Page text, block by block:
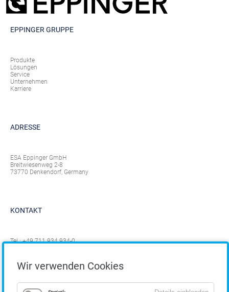
EPPINGER GRUPPE
Produkte
Lösungen
Service
Unternehmen
Karriere
ADRESSE
ESA Eppinger GmbH
Breitwiesenweg 2-8
73770 Denkendorf, Germany
KONTAKT
Tel.:+49 711 934 934-0
Wir verwenden Cookies